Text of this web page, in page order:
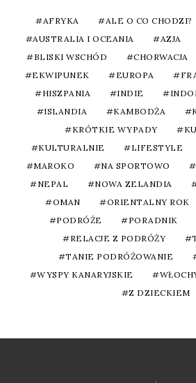
AFRYKA ALE O CO CHODZI?
AUSTRALIA I OCEANIA
AZJA
BLISKI WSCHÓD
CHORWACJA
EKWIPUNEK
EUROPA
HISZPANIA
INDIE
ISLANDIA
KAMBODŻA
KRÓTKIE WYPADY
KULTURALNIE
LIFESTYLE
MAROKO
NA SPORTOWO
NEPAL
NOWA ZELANDIA
OMAN
ORIENTALNY ROK
PODRÓŻE
PORADNIK
RELACJE Z PODRÓŻY
TANIE PODRÓŻOWANIE
WYSPY KANARYJSKIE
Z DZIECKIEM